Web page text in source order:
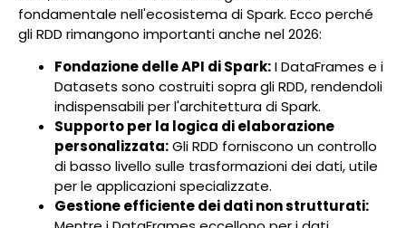
fondamentale nell'ecosistema di Spark. Ecco perché
gli RDD rimangono importanti anche nel 2026:
Fondazione delle API di Spark:I DataFrames e i
Datasets sono costruiti sopra gli RDD, rendendoli
indispensabili per l'architettura di Spark.
Supporto per la logica di elaborazione
personalizzata:Gli RDD forniscono un controllo
di basso livello sulle trasformazioni dei dati, utile
per le applicazioni specializzate.
Gestione efficiente dei dati non strutturati: